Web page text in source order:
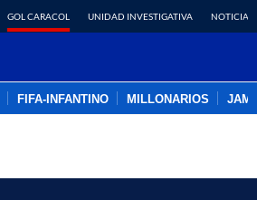
GOL CARACOL UNIDAD INVESTIGATIVA NOTICIAS
FIFA-INFANTINO MILLONARIOS